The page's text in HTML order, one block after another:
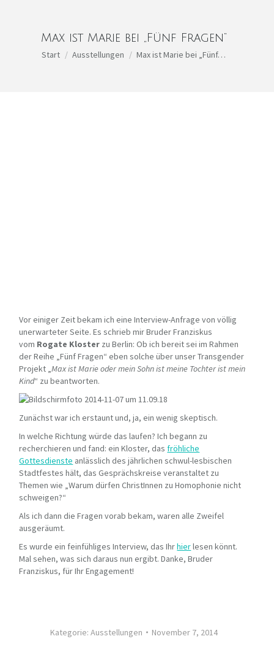
Max ist Marie bei „Fünf Fragen“
Sie befinden sich hier:
Start Ausstellungen Max ist Marie bei „Fünf…
Vor einiger Zeit bekam ich eine Interview-Anfrage von völlig
unerwarteter Seite. Es schrieb mir Bruder Franziskus
vom Rogate Kloster zu Berlin: Ob ich bereit sei im Rahmen
der Reihe „Fünf Fragen“ eben solche über unser Transgender
Projekt „Max ist Marie oder mein Sohn ist meine Tochter ist mein
Kind“ zu beantworten.
Zunächst war ich erstaunt und, ja, ein wenig skeptisch.
In welche Richtung würde das laufen? Ich begann zu
recherchieren und fand: ein Kloster, dasfröhliche
Gottesdienste anlässlich des jährlichen schwul-lesbischen
Stadtfestes hält, das Gesprächskreise veranstaltet zu
Themen wie „Warum dürfen ChristInnen zu Homophonie nicht
schweigen?“
Als ich dann die Fragen vorab bekam, waren alle Zweifel
ausgeräumt.
Es wurde ein feinfühliges Interview, das Ihrhierlesen könnt.
Mal sehen, was sich daraus nun ergibt. Danke, Bruder
Franziskus, für Ihr Engagement!
Kategorie: Ausstellungen November 7, 2014